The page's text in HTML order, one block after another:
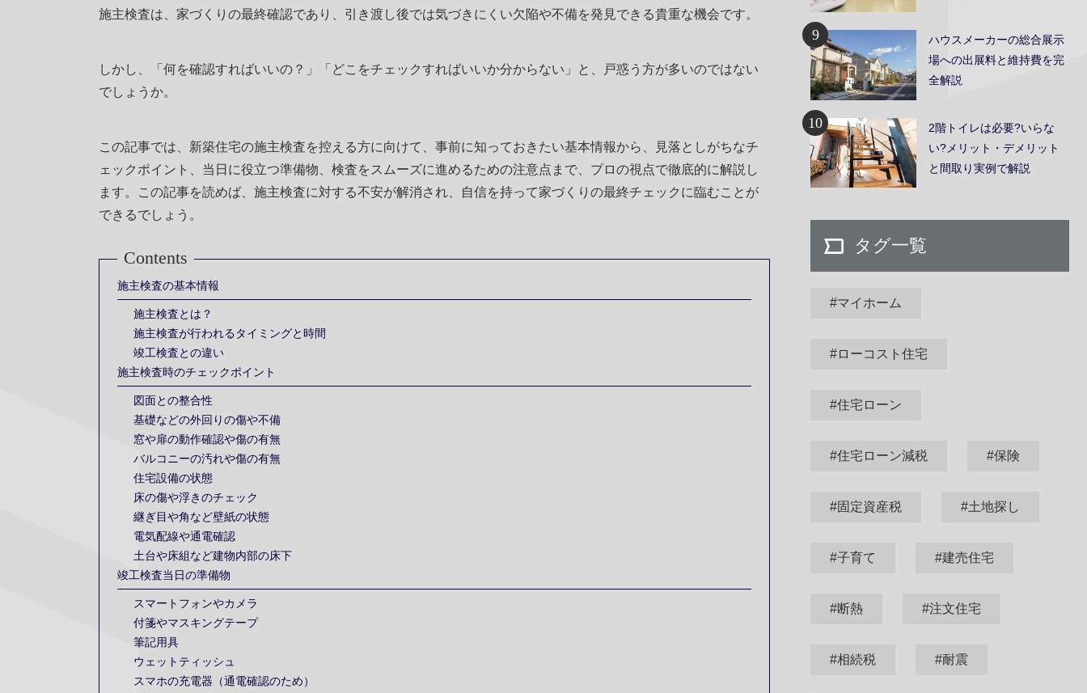
施主検査は、家づくりの最終確認であり、引き渡し後では気づきにくい欠陥や不備を発見できる貴重な機会です。
しかし、「何を確認すればいいの？」「どこをチェックすればいいか分からない」と、戸惑う方が多いのではない
でしょうか。
この記事では、新築住宅の施主検査を控える方に向けて、事前に知っておきたい基本情報から、見落としがちなチ
ェックポイント、当日に役立つ準備物、検査をスムーズに進めるための注意点まで、プロの視点で徹底的に解説し
ます。この記事を読めば、施主検査に対する不安が解消され、自信を持って家づくりの最終チェックに臨むことが
できるでしょう。
Contents
施主検査の基本情報
施主検査とは？
施主検査が行われるタイミングと時間
竣工検査との違い
施主検査時のチェックポイント
図面との整合性
基礎などの外回りの傷や不備
窓や扉の動作確認や傷の有無
バルコニーの汚れや傷の有無
住宅設備の状態
床の傷や浮きのチェック
継ぎ目や角など壁紙の状態
電気配線や通電確認
土台や床組など建物内部の床下
竣工検査当日の準備物
スマートフォンやカメラ
付箋やマスキングテープ
筆記用具
ウェットティッシュ
スマホの充電器（通電確認のため）
9
ハウスメーカーの総合展示
場への出展料と維持費を完
全解説
10
2階トイレは必要?いらな
い?メリット・デメリット
と間取り実例で解説
タグ一覧
#マイホーム
#ローコスト住宅
#住宅ローン
#住宅ローン減税 #保険
#固定資産税 #土地探し
#子育て #建売住宅
#断熱 #注文住宅
#相続税 #耐震